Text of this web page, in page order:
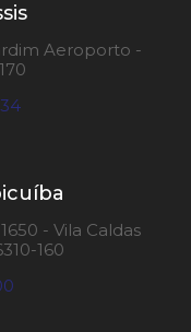
Aeroporto -
- Vila Caldas
160